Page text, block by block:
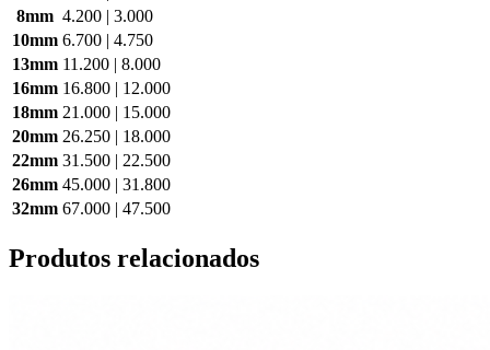
8mm 4.200 | 3.000
10mm 6.700 | 4.750
13mm 11.200 | 8.000
16mm 16.800 | 12.000
18mm 21.000 | 15.000
20mm 26.250 | 18.000
22mm 31.500 | 22.500
26mm 45.000 | 31.800
32mm 67.000 | 47.500
Produtos relacionados